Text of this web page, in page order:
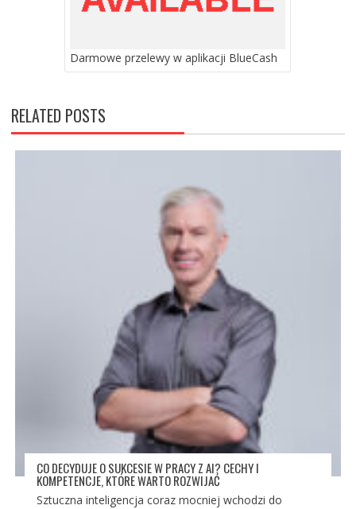
Darmowe przelewy w aplikacji BlueCash
RELATED POSTS
CO DECYDUJE O SUKCESIE W PRACY Z AI? CECHY I
KOMPETENCJE, KTÓRE WARTO ROZWIJAĆ
Sztuczna inteligencja coraz mocniej wchodzi do